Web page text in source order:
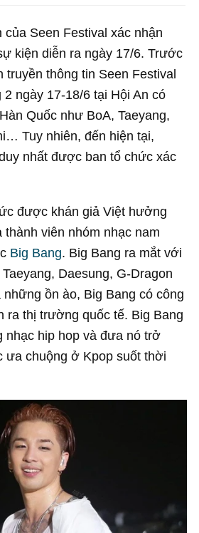
của Seen Festival xác nhận
kiện diễn ra ngày 17/6. Trước
truyền thông tin Seen Festival
ngày 17-18/6 tại Hội An có
Quốc như BoA, Taeyang,
Tuy nhiên, đến hiện tại,
nhất được ban tổ chức xác
được khán giả Việt hưởng
viên nhóm nhạc nam
Big Bang. Big Bang ra mắt với
Daesung, G-Dragon
những ồn ào, Big Bang có công
ra thị trường quốc tế. Big Bang
nhạc hip hop và đưa nó trở
ưa chuộng ở Kpop suốt thời